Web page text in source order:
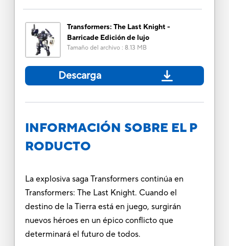
Transformers: The Last Knight -
Barricade Edición de lujo
Tamaño del archivo: 8.13 MB
Descarga
INFORMACIÓN SOBRE EL P
RODUCTO
La explosiva saga Transformers continúa en
Transformers: The Last Knight. Cuando el
destino de la Tierra está en juego, surgirán
nuevos héroes en un épico conflicto que
determinará el futuro de todos.